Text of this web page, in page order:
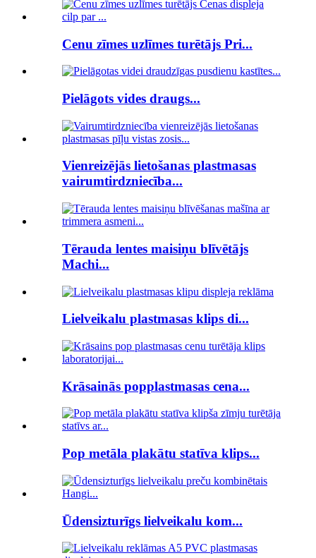
Cenu zīmes uzlīmes turētājs Pri...
Pielāgots vides draugs...
Vienreizējās lietošanas plastmasas
vairumtirdzniecība...
Tērauda lentes maisiņu blīvētājs
Machi...
Lielveikalu plastmasas klips di...
Krāsainās popplastmasas cena...
Pop metāla plakātu statīva klips...
Ūdensizturīgs lielveikalu kom...